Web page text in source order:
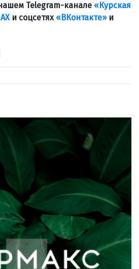
Telegram-канале «Курская
и соцсетях «ВКонтакте»и